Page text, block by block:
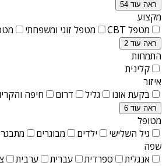
ראה עוד 54
מקצוע
מטפל CBT
מטפל זוגי ומשפחתי
ראה עוד 2
התמחות
קלינית
איזור
בקעת אונו
גליל דרום חיפה
ראה עוד 6
מטופל
גיל השלישי
ילדים מבוגרים
שפה
אנגלית
ספרדית עברית ערבית